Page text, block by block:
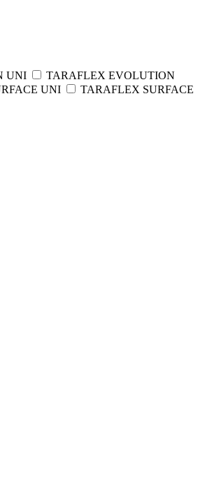
UNI
TARAFLEX EVOLUTION
UNI
TARAFLEX SURFACE